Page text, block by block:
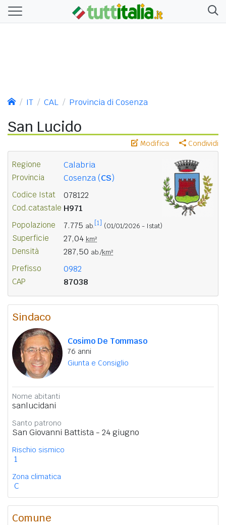
IT CAL Provincia di Cosenza
San Lucido
Modifica Condividi
Regione Calabria
Provincia Cosenza (CS)
Codice Istat 078122
Cod.catastale H971
Popolazione 7.775 ab. [1] (01/01/2026 - Istat)
Superficie 27,04 km²
Densità 287,50 ab./km²
Prefisso 0982
CAP 87038
Sindaco
Cosimo De Tommaso
76 anni
Giunta e Consiglio
Nome abitanti
sanlucidani
Santo patrono
San Giovanni Battista - 24 giugno
Rischio sismico
1
Zona climatica
C
Comune